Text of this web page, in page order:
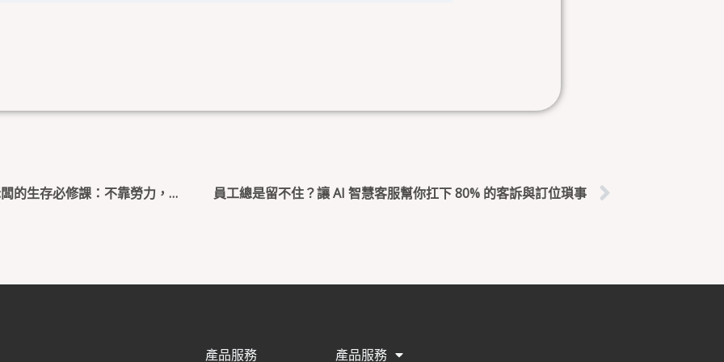
缺工海嘯與成本雙殺！2026 餐飲零售老闆的生存必修課：不靠勞力，靠「AI 腦」賺錢 員工總是留不住？讓 AI 智慧客服幫你扛下 80% 的客訴與訂位瑣事
產品服務 產品服務